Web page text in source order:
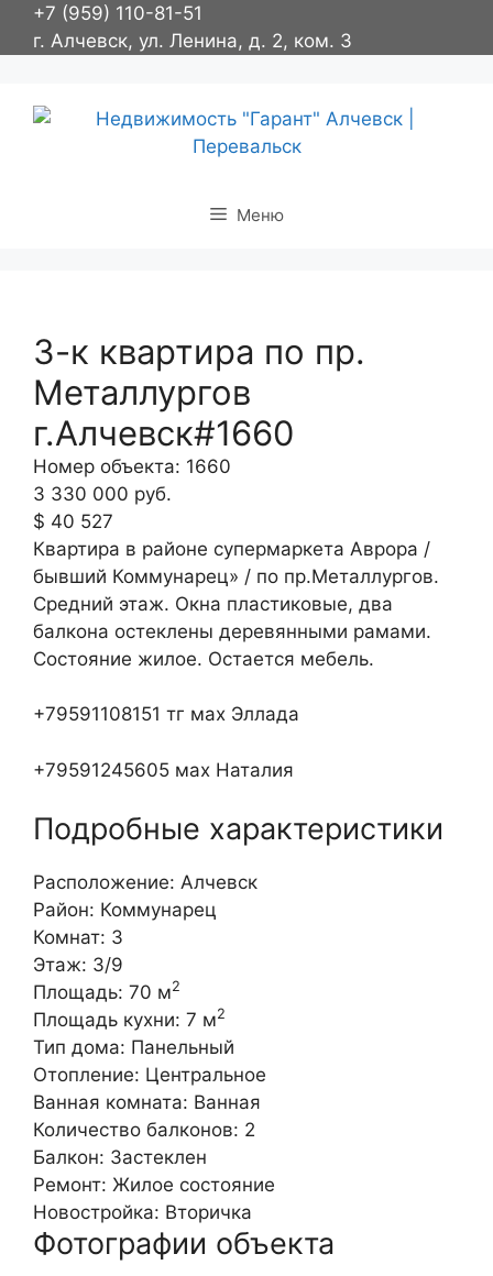
Перейти
+7 (959) 110-81-51
г. Алчевск, ул. Ленина, д. 2, ком. 3
Меню
3-к квартира по пр.
Металлургов
г.Алчевск#1660
Номер объекта: 1660
3 330 000 руб.
$ 40 527
Квартира в районе супермаркета Аврора /
бывший Коммунарец» / по пр.Металлургов.
Средний этаж. Окна пластиковые, два
балкона остеклены деревянными рамами.
Состояние жилое. Остается мебель.
+79591108151 тг мах Эллада
+79591245605 мах Наталия
Подробные характеристики
Расположение: Алчевск
Район: Коммунарец
Комнат: 3
Этаж: 3/9
Площадь: 70 м2
Площадь кухни: 7 м2
Тип дома: Панельный
Отопление: Центральное
Ванная комната: Ванная
Количество балконов: 2
Балкон: Застеклен
Ремонт: Жилое состояние
Новостройка: Вторичка
Фотографии объекта